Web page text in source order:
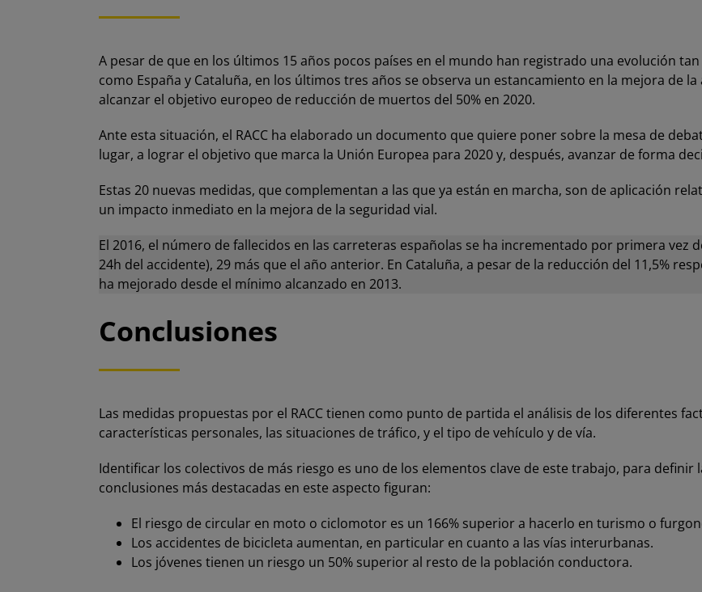
A pesar de que en los últimos 15 años pocos países en el mundo han registrado una evolución
como España y Cataluña, en los últimos tres años se observa un estancamiento en la mejora de
alcanzar el objetivo europeo de reducción de muertos del 50% en 2020.
Ante esta situación, el RACC ha elaborado un documento que quiere poner sobre la mesa de
lugar, a lograr el objetivo que marca la Unión Europea para 2020 y, después, avanzar de forma
Estas 20 nuevas medidas, que complementan a las que ya están en marcha, son de aplicación
un impacto inmediato en la mejora de la seguridad vial.
El 2016, el número de fallecidos en las carreteras españolas se ha incrementado por primera vez
24h del accidente), 29 más que el año anterior. En Cataluña, a pesar de la reducción del 11,5%
ha mejorado desde el mínimo alcanzado en 2013.
Conclusiones
Las medidas propuestas por el RACC tienen como punto de partida el análisis de los diferentes
características personales, las situaciones de tráfico, y el tipo de vehículo y de vía.
Identificar los colectivos de más riesgo es uno de los elementos clave de este trabajo, para definir
conclusiones más destacadas en este aspecto figuran:
El riesgo de circular en moto o ciclomotor es un 166% superior a hacerlo en turismo o
Los accidentes de bicicleta aumentan, en particular en cuanto a las vías interurbanas.
Los jóvenes tienen un riesgo un 50% superior al resto de la población conductora.